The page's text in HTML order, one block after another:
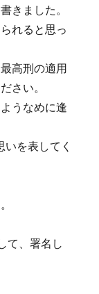
きました。
れると思っ
高刑の適用
さい。
うなめに逢
を表してく
て、署名し